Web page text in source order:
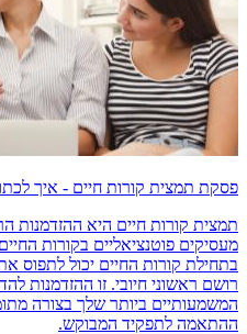
פסקת תמצית קורות חיים - איך
תמצית קורות חיים היא ההזדמנות
מעסיקים פוטנציאליים בקורות
בתחילת קורות החיים יכול
רושם ראשוני חיובי. זו ההזדמנות
המשמעותיים ביותר שלך בצורה
ההתאמה לתפקיד המבוקש.